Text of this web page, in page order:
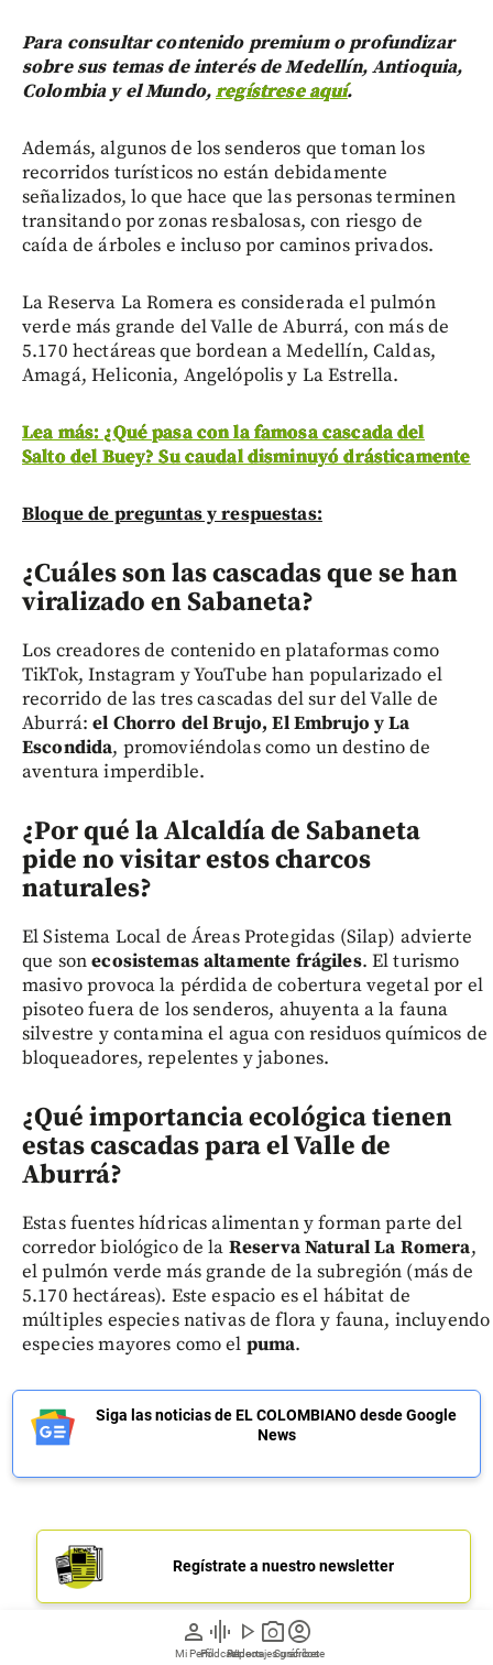
person
Mi Perfil
graphic_eq
Pódcast
play_arrow
Videos
photo_camera
Reportajes gráficos
account_circle
Suscríbete
Para consultar contenido premium o profundizar
sobre sus temas de interés de Medellín, Antioquia,
Colombia y el Mundo,regístrese aquí.
Además, algunos de los senderos que toman los
recorridos turísticos no están debidamente
señalizados, lo que hace que las personas terminen
transitando por zonas resbalosas, con riesgo de
caída de árboles e incluso por caminos privados.
La Reserva La Romera es considerada el pulmón
verde más grande del Valle de Aburrá, con más de
5.170 hectáreas que bordean a Medellín, Caldas,
Amagá, Heliconia, Angelópolis y La Estrella.
Lea más: ¿Qué pasa con la famosa cascada del
Salto del Buey? Su caudal disminuyó drásticamente
Bloque de preguntas y respuestas:
¿Cuáles son las cascadas que se han
viralizado en Sabaneta?
Los creadores de contenido en plataformas como
TikTok, Instagram y YouTube han popularizado el
recorrido de las tres cascadas del sur del Valle de
Aburrá:el Chorro del Brujo, El Embrujo y La
Escondida, promoviéndolas como un destino de
aventura imperdible.
¿Por qué la Alcaldía de Sabaneta
pide no visitar estos charcos
naturales?
El Sistema Local de Áreas Protegidas (Silap) advierte
que sonecosistemas altamente frágiles. El turismo
masivo provoca la pérdida de cobertura vegetal por el
pisoteo fuera de los senderos, ahuyenta a la fauna
silvestre y contamina el agua con residuos químicos de
bloqueadores, repelentes y jabones.
¿Qué importancia ecológica tienen
estas cascadas para el Valle de
Aburrá?
Estas fuentes hídricas alimentan y forman parte del
corredor biológico de la Reserva Natural La Romera,
el pulmón verde más grande de la subregión (más de
5.170 hectáreas). Este espacio es el hábitat de
múltiples especies nativas de flora y fauna, incluyendo
especies mayores como el puma.
Siga las noticias de EL COLOMBIANO desde Google
News
Regístrate a nuestro newsletter
Únete a nuestro canal de Whatsapp